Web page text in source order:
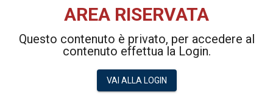
AREA RISERVATA
Questo contenuto è privato, per accedere al
contenuto effettua la Login.
VAI ALLA LOGIN